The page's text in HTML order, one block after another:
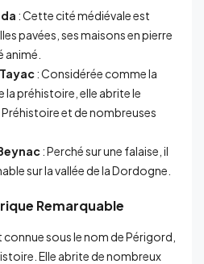
: Cette cité médiévale est
pavées, ses maisons en pierre
: Considérée comme la
la préhistoire, elle abrite le
Préhistoire et de nombreuses
: Perché sur une falaise, il
sur la vallée de la Dordogne.
Remarquable
sous le nom de Périgord,
Elle abrite de nombreux